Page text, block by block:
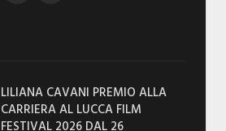
LILIANA CAVANI PREMIO ALLA
CARRIERA AL LUCCA FILM